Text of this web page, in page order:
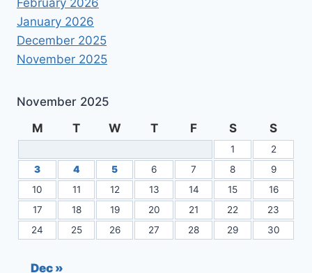
January 2026
December 2025
November 2025
November 2025
M
T W T F S S
1
2
3
4 5 6 7 8
9
10
11 12 13 14 15
16
17
18 19 20 21 22
23
24
25 26 27 28 29 30
Dec »